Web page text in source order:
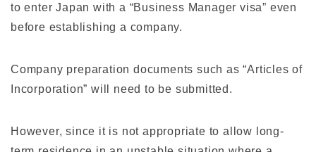
to enter Japan with a “Business Manager visa” even
before establishing a company.
Company preparation documents such as “Articles of
Incorporation” will need to be submitted.
However, since it is not appropriate to allow long-